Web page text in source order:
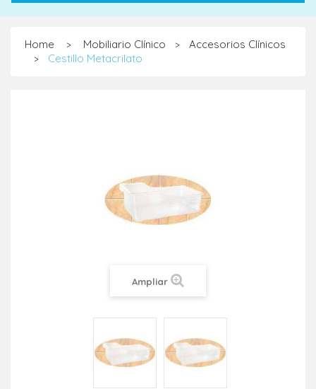
Home > Mobiliario Clínico > Accesorios Clínicos
> Cestillo Metacrilato
Ampliar